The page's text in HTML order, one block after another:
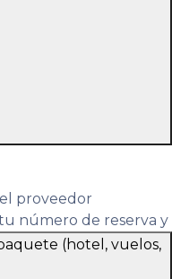
proveedor
número de reserva y
y posibles cargos.
(hotel, vuelos,